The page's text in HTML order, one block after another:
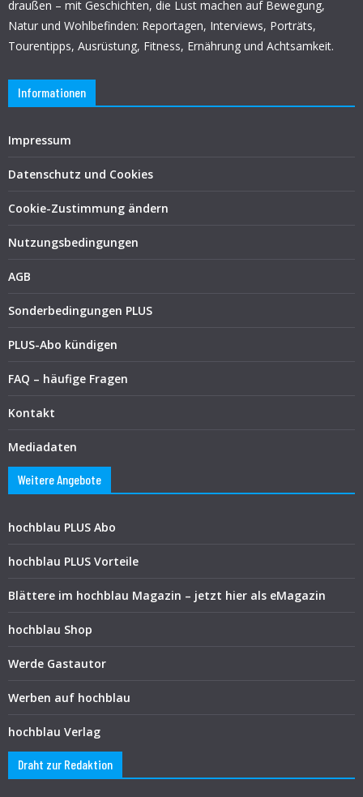
draußen – mit Geschichten, die Lust machen auf Bewegung,
Natur und Wohlbefinden: Reportagen, Interviews, Porträts,
Tourentipps, Ausrüstung, Fitness, Ernährung und Achtsamkeit.
Informationen
Impressum
Datenschutz und Cookies
Cookie-Zustimmung ändern
Nutzungsbedingungen
AGB
Sonderbedingungen PLUS
PLUS-Abo kündigen
FAQ – häufige Fragen
Kontakt
Mediadaten
Weitere Angebote
hochblau PLUS Abo
hochblau PLUS Vorteile
Blättere im hochblau Magazin – jetzt hier als eMagazin
hochblau Shop
Werde Gastautor
Werben auf hochblau
hochblau Verlag
Draht zur Redaktion